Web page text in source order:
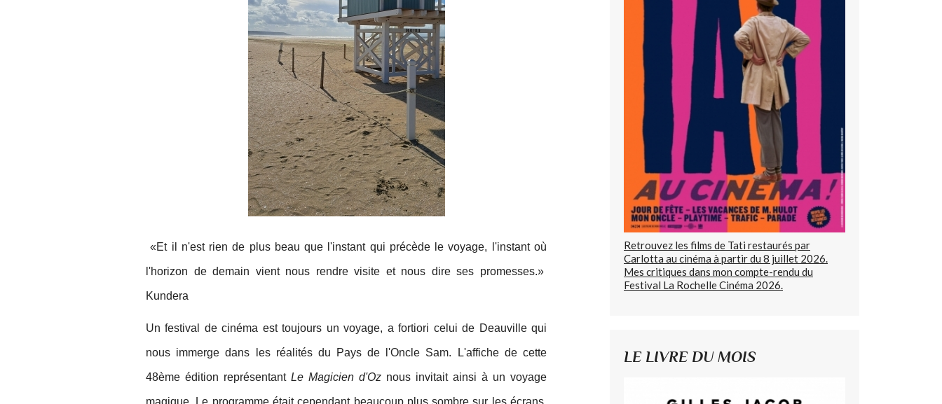
«Et il n'est rien de plus beau que l'instant qui précède le voyage, l'instant où
l'horizon de demain vient nous rendre visite et nous dire ses promesses.»
Kundera
Un festival de cinéma est toujours un voyage, a fortiori celui de Deauville qui
nous immerge dans les réalités du Pays de l'Oncle Sam. L'affiche de cette
48ème édition représentant Le Magicien d'Oz nous invitait ainsi à un voyage
Retrouvez les films de Tati restaurés par
Carlotta au cinéma à partir du 8 juillet 2026.
Mes critiques dans mon compte-rendu du
Festival La Rochelle Cinéma 2026.
LE LIVRE DU MOIS